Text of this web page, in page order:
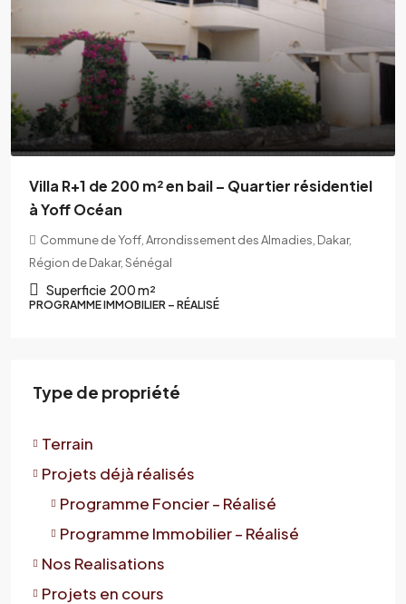
Villa R+1 de 200 m² en bail – Quartier résidentiel
à Yoff Océan
Commune de Yoff, Arrondissement des Almadies, Dakar,
Région de Dakar, Sénégal
Superficie 200 m²
PROGRAMME IMMOBILIER – RÉALISÉ
Type de propriété
Terrain
Projets déjà réalisés
Programme Foncier – Réalisé
Programme Immobilier – Réalisé
Nos Realisations
Projets en cours